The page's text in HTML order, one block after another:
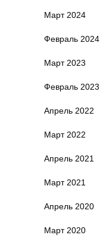
Март 2024
Февраль 2024
Март 2023
Февраль 2023
Апрель 2022
Март 2022
Апрель 2021
Март 2021
Апрель 2020
Март 2020